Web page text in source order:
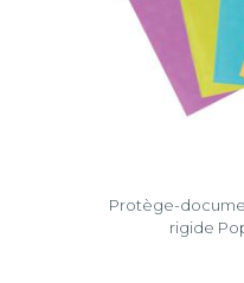
Protège-
rigide